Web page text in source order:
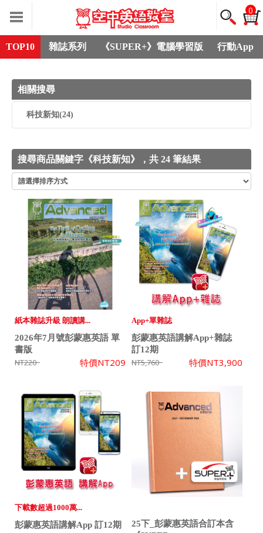
0
TOP10 雜誌系列 《SUPER+》電腦學習版 行動App
相關搜尋
科技新知(24)
搜尋商品關鍵字《科技新知》，共 24 筆結果
紙本雜誌升級 朗讀講...
2026年7月號彭蒙惠英語 單
書版
NT220 特價NT209
App+單雜誌
彭蒙惠英語講解App+雜誌
訂12期
NT5,760 特價NT3,900
下載數超過1000萬...
彭蒙惠英語講解App 訂12期
25下_彭蒙惠英語合訂本含